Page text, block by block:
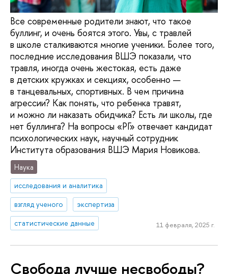
Все современные родители знают, что такое
буллинг, и очень боятся этого. Увы, с травлей
в школе сталкиваются многие ученики. Более того,
последние исследования ВШЭ показали, что
травля, иногда очень жестокая, есть даже
в детских кружках и секциях, особенно —
в танцевальных, спортивных. В чем причина
агрессии? Как понять, что ребенка травят,
и можно ли наказать обидчика? Есть ли школы, где
нет буллинга? На вопросы «РГ» отвечает кандидат
психологических наук, научный сотрудник
Института образования ВШЭ Мария Новикова.
Наука
исследования и аналитика
взгляд ученого
экспертиза
статистические данные
11 февраля, 2025 г.
Свобода лучше несвободы?